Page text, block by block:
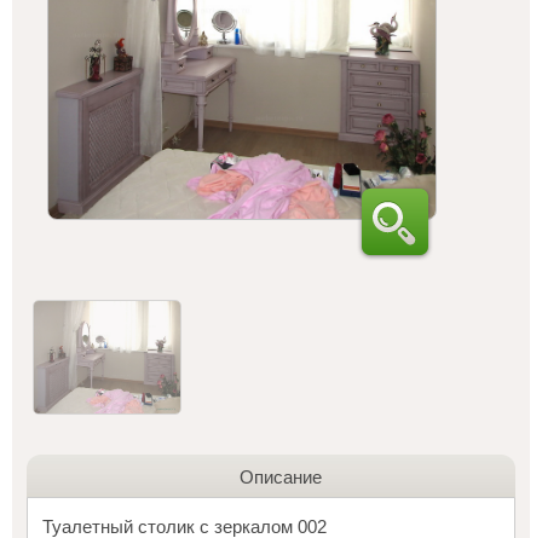
Описание
Туалетный столик с зеркалом 002